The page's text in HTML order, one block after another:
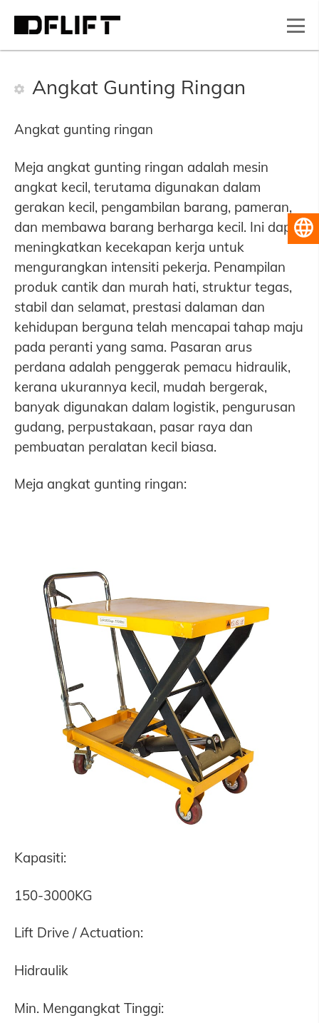
Angkat Gunting Ringan
Angkat gunting ringan
Meja angkat gunting ringan adalah mesin
angkat kecil, terutama digunakan dalam
gerakan kecil, pengambilan barang, pameran,
dan membawa barang berharga kecil. Ini dapat
meningkatkan kecekapan kerja untuk
mengurangkan intensiti pekerja. Penampilan
produk cantik dan murah hati, struktur tegas,
stabil dan selamat, prestasi dalaman dan
kehidupan berguna telah mencapai tahap maju
pada peranti yang sama. Pasaran arus
perdana adalah penggerak pemacu hidraulik,
kerana ukurannya kecil, mudah bergerak,
banyak digunakan dalam logistik, pengurusan
gudang, perpustakaan, pasar raya dan
pembuatan peralatan kecil biasa.
Meja angkat gunting ringan:
Kapasiti:
150-3000KG
Lift Drive / Actuation:
Hidraulik
Min. Mengangkat Tinggi:
Bahasa Melayu